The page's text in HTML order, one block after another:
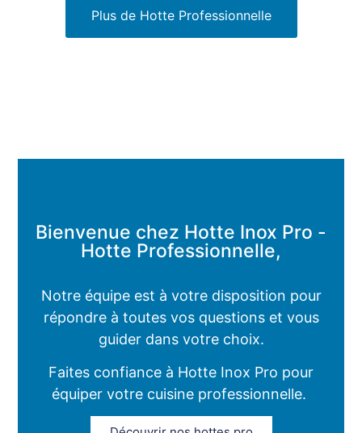
Plus de Hotte Professionnelle
Bienvenue chez Hotte Inox Pro -
Hotte Professionnelle,
Notre équipe est à votre disposition pour
répondre à toutes vos questions et vous
guider dans votre choix.
Faites confiance à Hotte Inox Pro pour
équiper votre cuisine professionnelle.